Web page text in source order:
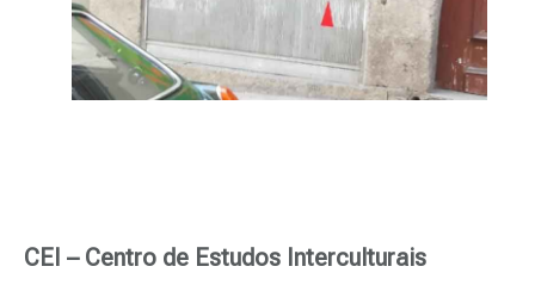
CEI – Centro de Estudos Interculturais